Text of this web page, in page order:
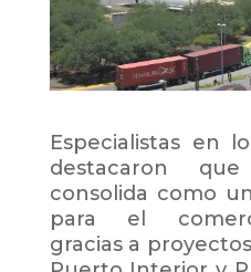
Especialistas en
destacaron
consolida como
para el
gracias a